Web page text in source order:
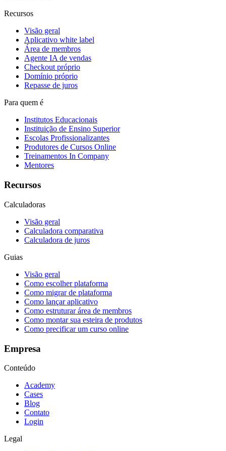
Recursos
Visão geral
Aplicativo white label
Área de membros
Agente IA de vendas
Checkout próprio
Domínio próprio
Repasse de juros
Para quem é
Institutos Educacionais
Instituição de Ensino Superior
Escolas Profissionalizantes
Produtores de Cursos Online
Treinamentos In Company
Mentores
Recursos
Calculadoras
Visão geral
Calculadora comparativa
Calculadora de juros
Guias
Visão geral
Como escolher plataforma
Como migrar de plataforma
Como lançar aplicativo
Como estruturar área de membros
Como montar sua esteira de produtos
Como precificar um curso online
Empresa
Conteúdo
Academy
Cases
Blog
Contato
Login
Legal